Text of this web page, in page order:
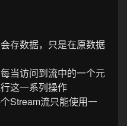
存数据，只是在原数据
当访问到流中的一个元
这一系列操作
Stream流只能使用一